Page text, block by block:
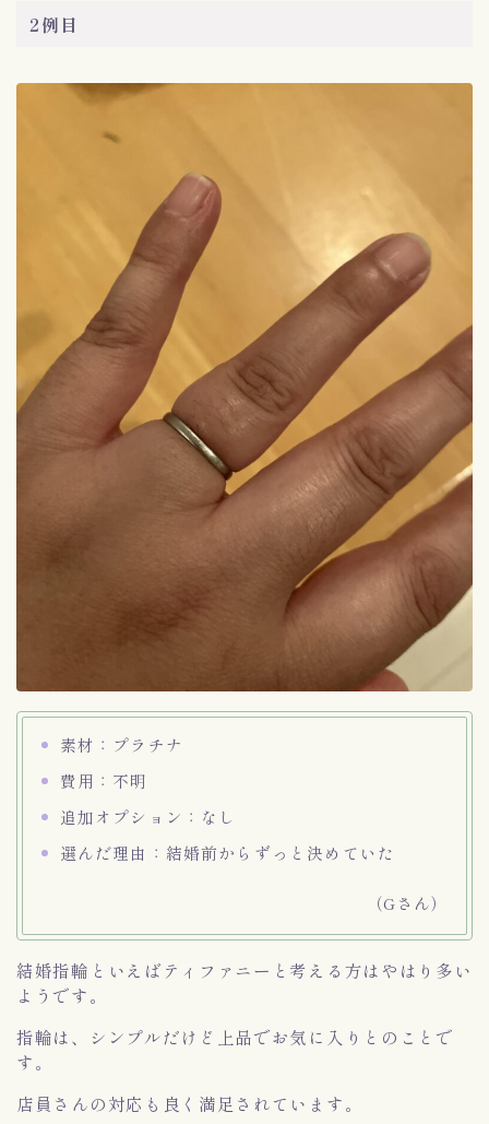
2例目
素材：プラチナ
費用：不明
追加オプション：なし
選んだ理由：結婚前からずっと決めていた
（Gさん）
結婚指輪といえばティファニーと考える方はやはり多い
ようです。
指輪は、シンプルだけど上品でお気に入りとのことで
す。
店員さんの対応も良く満足されています。